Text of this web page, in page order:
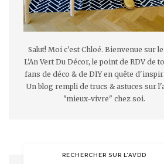
Salut! Moi c'est Chloé. Bienvenue sur
L'An Vert Du Décor, le point de RDV de
fans de déco & de DIY en quête
Un blog rempli de trucs & astuces sur
"mieux-vivre" chez soi.
RECHERCHER SUR L’AVDD